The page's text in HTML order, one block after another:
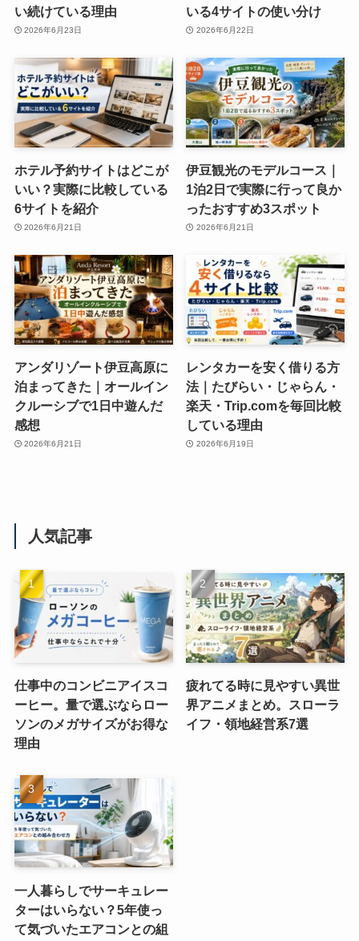
い続けている理由
2026年6月23日
いる4サイトの使い分け
2026年6月22日
ホテル予約サイトはどこが
いい？実際に比較している
6サイトを紹介
2026年6月21日
伊豆観光のモデルコース｜
1泊2日で実際に行って良か
ったおすすめ3スポット
2026年6月21日
アンダリゾート伊豆高原に
泊まってきた｜オールイン
クルーシブで1日中遊んだ
感想
2026年6月21日
レンタカーを安く借りる方
法｜たびらい・じゃらん・
楽天・Trip.comを毎回比較
している理由
2026年6月19日
人気記事
仕事中のコンビニアイスコ
ーヒー。量で選ぶならロー
ソンのメガサイズがお得な
理由
疲れてる時に見やすい異世
界アニメまとめ。スローラ
イフ・領地経営系7選
一人暮らしでサーキュレー
ターはいらない？5年使っ
て気づいたエアコンとの組